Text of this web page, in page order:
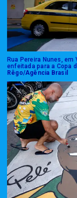
Rua Pereira Nunes,
enfeitada para a Copa
Rêgo/Agência Brasil